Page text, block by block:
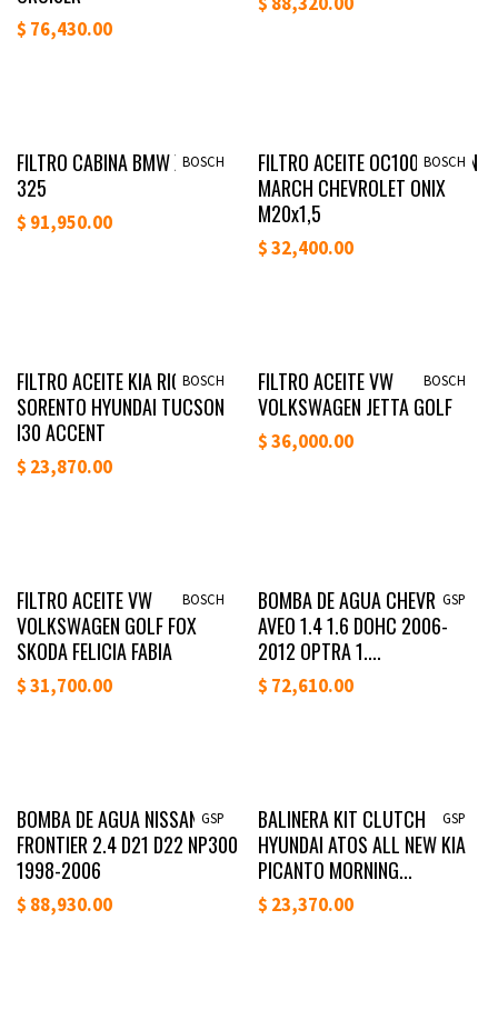
$ 76,430.00
Disponible
FILTRO CABINA BMW X3 E83
325
$ 91,950.00
BOSCH Disponible
FILTRO ACEITE OC100 NISSAN
MARCH CHEVROLET ONIX
M20x1,5
$32,400.00
BOSCH
Disponible
FILTRO ACEITE KIA RIO
SORENTO HYUNDAI TUCSON
I30 ACCENT
$ 23,870.00
BOSCH Disponible
FILTRO ACEITE VW
VOLKSWAGEN JETTA GOLF
$36,000.00
BOSCH
Disponible
FILTRO ACEITE VW
VOLKSWAGEN GOLF FOX
SKODA FELICIA FABIA
$31,700.00
BOSCH Disponible
BOMBA DE AGUA CHEVROLET
AVEO 1.4 1.6 DOHC 2006-
2012 OPTRA 1....
$ 72,610.00
GSP
Disponible
BOMBA DE AGUA NISSAN
FRONTIER 2.4 D21 D22 NP300
1998-2006
$ 88,930.00
GSP Disponible
BALINERA KIT CLUTCH
HYUNDAI ATOS ALL NEW KIA
PICANTO MORNING...
$ 23,370.00
GSP